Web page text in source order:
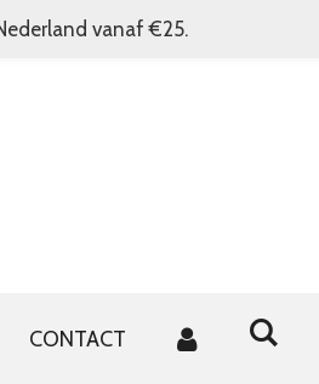
vanaf €25.
CONTACT